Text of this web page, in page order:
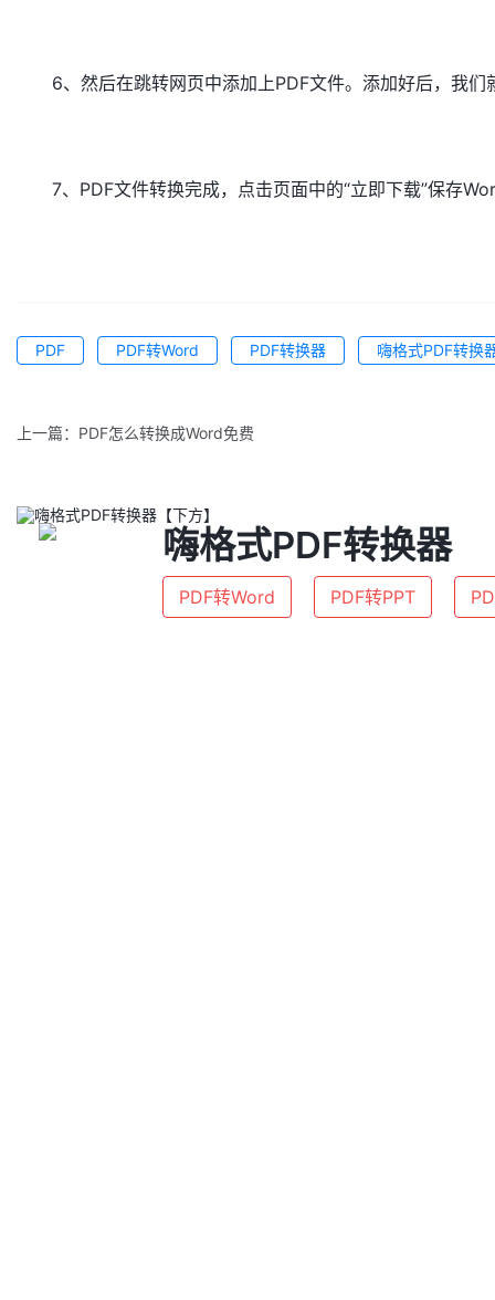
6、然后在跳转网页中添加上PDF文件。添加好后，我们
7、PDF文件转换完成，点击页面中的“立即下载”保存
PDF PDF转Word PDF转换器 嗨格式PDF转换
上一篇： PDF怎么转换成Word免费
嗨格式PDF转换器
PDF转Word PDF转PPT